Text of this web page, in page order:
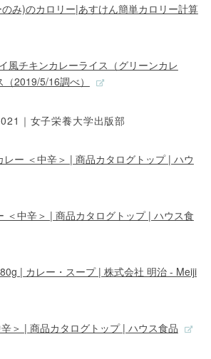
み)のカロリー|あすけん簡単カロリー計算
風チキンカレーライス（グリーンカレ
2019/5/16調べ）
｜女子栄養大学出版部
ー ＜中辛＞ | 商品カタログトップ | ハウ
＜中辛＞ | 商品カタログトップ | ハウス食
| カレー・スープ | 株式会社 明治 - Meiji
＞ | 商品カタログトップ | ハウス食品